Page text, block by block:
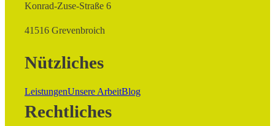
Konrad-Zuse-Straße 6
41516 Grevenbroich
Nützliches
LeistungenUnsere ArbeitBlog
Rechtliches